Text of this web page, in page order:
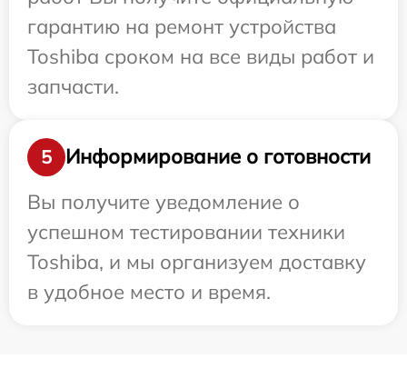
гарантию на ремонт устройства
Toshiba сроком на все виды работ и
запчасти.
5
Информирование о готовности
Вы получите уведомление о
успешном тестировании техники
Toshiba, и мы организуем доставку
в удобное место и время.